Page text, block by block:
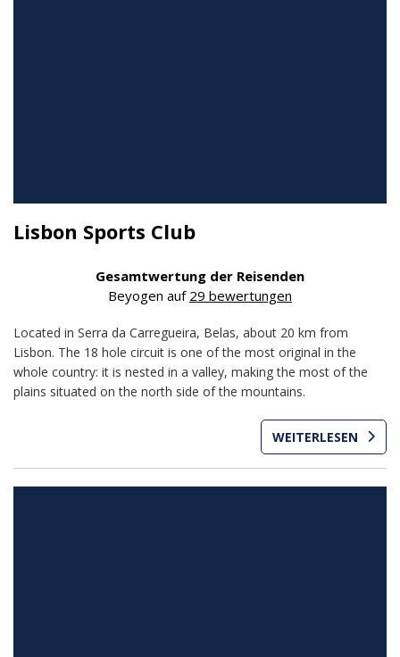
Lisbon Sports Club
Gesamtwertung der Reisenden
Beyogen auf 29 bewertungen
Located in Serra da Carregueira, Belas, about 20 km from
Lisbon. The 18 hole circuit is one of the most original in the
whole country: it is nested in a valley, making the most of the
plains situated on the north side of the mountains.
WEITERLESEN